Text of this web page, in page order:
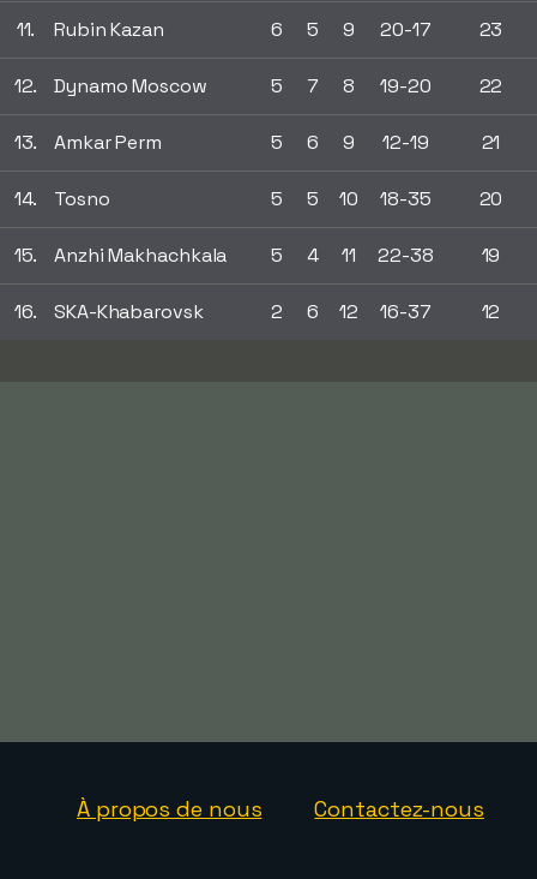
11. Rubin Kazan 6 5 9 20-17 23
12. Dynamo Moscow 5 7 8 19-20 22
13. Amkar Perm 5 6 9 12-19 21
14. Tosno 5 5 10 18-35 20
15. Anzhi Makhachkala 5 4 11 22-38 19
16. SKA-Khabarovsk 2 6 12 16-37 12
À propos de nous Contactez-nous